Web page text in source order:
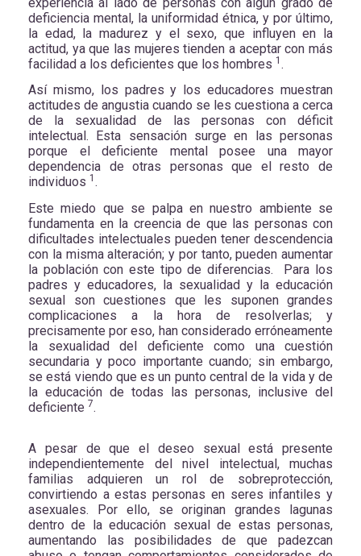
deficiencia mental, la uniformidad étnica, y por último,
la edad, la madurez y el sexo, que influyen en la
actitud, ya que las mujeres tienden a aceptar con más
facilidad a los deficientes que los hombres 1 .
Así mismo, los padres y los educadores muestran
actitudes de angustia cuando se les cuestiona a cerca
de la sexualidad de las personas con déficit
intelectual. Esta sensación surge en las personas
porque el deficiente mental posee una mayor
dependencia de otras personas que el resto de
individuos 1 .
Este miedo que se palpa en nuestro ambiente se
fundamenta en la creencia de que las personas con
dificultades intelectuales pueden tener descendencia
con la misma alteración; y por tanto, pueden aumentar
la población con este tipo de diferencias. Para los
padres y educadores, la sexualidad y la educación
sexual son cuestiones que les suponen grandes
complicaciones a la hora de resolverlas; y
precisamente por eso, han considerado erróneamente
la sexualidad del deficiente como una cuestión
secundaria y poco importante cuando; sin embargo,
se está viendo que es un punto central de la vida y de
la educación de todas las personas, inclusive del
deficiente 7.
A pesar de que el deseo sexual está presente
independientemente del nivel intelectual, muchas
familias adquieren un rol de sobreprotección,
convirtiendo a estas personas en seres infantiles y
asexuales. Por ello, se originan grandes lagunas
dentro de la educación sexual de estas personas,
aumentando las posibilidades de que padezcan